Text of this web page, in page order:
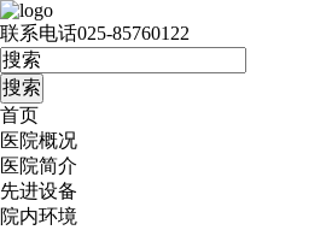
联系电话025-85760122
首页
医院概况
医院简介
先进设备
院内环境